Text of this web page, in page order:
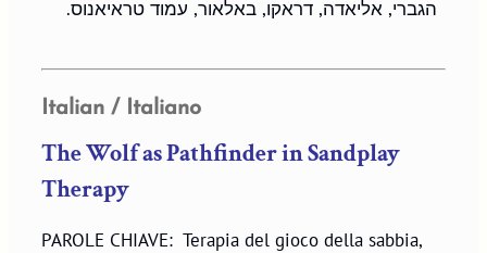
הגברי, אליאדה, דראקו, באלאור, עמוד טראיאנוס.
Italian / Italiano
The Wolf as Pathfinder in Sandplay
Therapy
PAROLE CHIAVE: Terapia del gioco della sabbia,